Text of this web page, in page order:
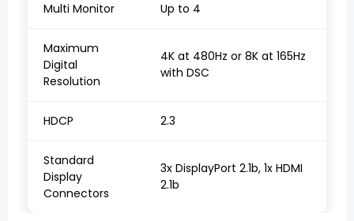
Multi Monitor Up to 4
Maximum
Digital
Resolution
4K at 480Hz or 8K at 165Hz
with DSC
HDCP 2.3
Standard
Display
Connectors
3x DisplayPort 2.1b, 1x HDMI
2.1b